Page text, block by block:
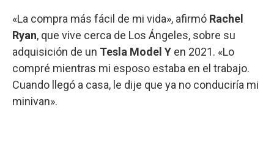
«La compra más fácil de mi vida», afirmó Rachel
Ryan, que vive cerca de Los Ángeles, sobre su
adquisición de un Tesla Model Y en 2021. «Lo
compré mientras mi esposo estaba en el trabajo.
Cuando llegó a casa, le dije que ya no conduciría mi
minivan».